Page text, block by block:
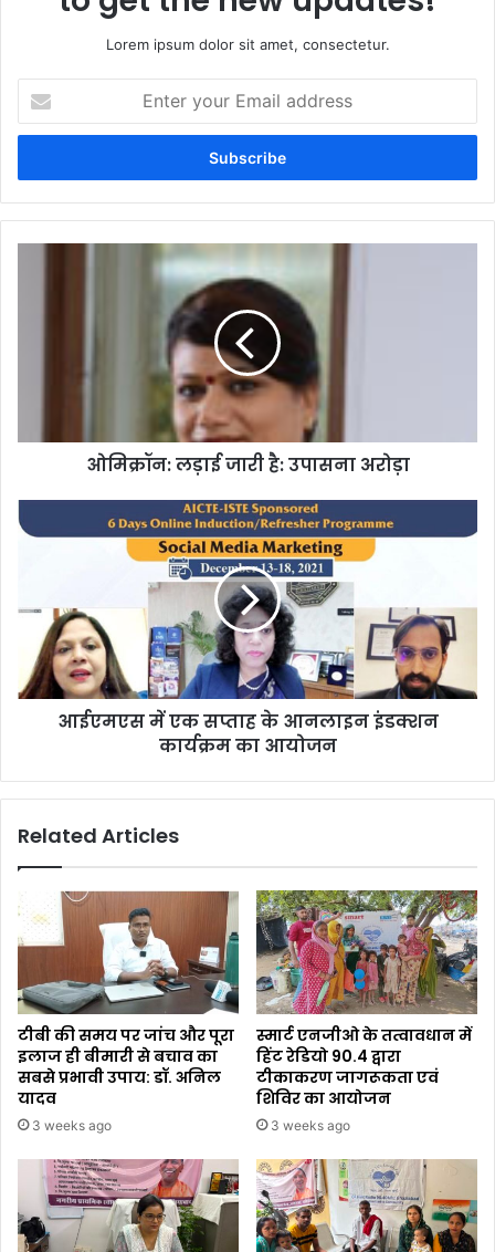
Lorem ipsum dolor sit amet, consectetur.
your
Email
ओमिक्रॉन: लड़ाई जारी है: उपासना अरोड़ा
आईएमएस में एक सप्ताह के आनलाइन इंडक्शन
कार्यक्रम का आयोजन
Related Articles
टीबी की समय पर जांच और पूरा
इलाज ही बीमारी से बचाव का
सबसे प्रभावी उपाय: डॉ. अनिल
यादव
3 weeks ago
स्मार्ट एनजीओ के तत्वावधान में
हिंट रेडियो 90.4 द्वारा
टीकाकरण जागरूकता एवं
शिविर का आयोजन
3 weeks ago